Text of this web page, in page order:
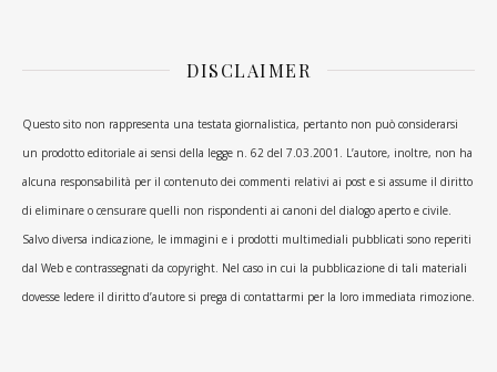
DISCLAIMER
Questo sito non rappresenta una testata giornalistica, pertanto non può considerarsi
un prodotto editoriale ai sensi della legge n. 62 del 7.03.2001. L’autore, inoltre, non ha
alcuna responsabilità per il contenuto dei commenti relativi ai post e si assume il diritto
di eliminare o censurare quelli non rispondenti ai canoni del dialogo aperto e civile.
Salvo diversa indicazione, le immagini e i prodotti multimediali pubblicati sono reperiti
dal Web e contrassegnati da copyright. Nel caso in cui la pubblicazione di tali materiali
dovesse ledere il diritto d’autore si prega di contattarmi per la loro immediata rimozione.